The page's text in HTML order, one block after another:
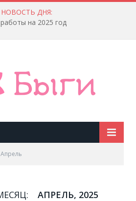
НОВОСТЬ ДНЯ:
на 2025 год
Апрель
АПРЕЛЬ, 2025